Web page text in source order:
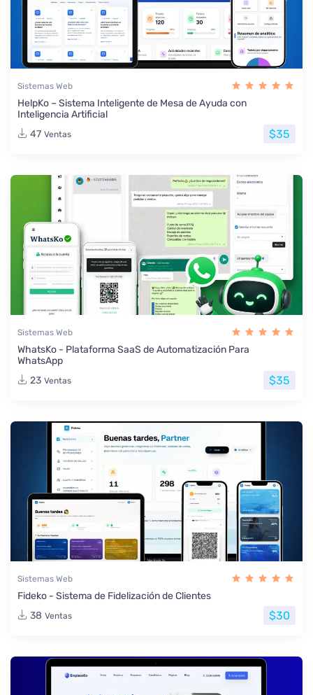
Sistemas Web
HelpKo – Sistema Inteligente de Mesa de Ayuda con
Inteligencia Artificial
47 Ventas $35
Sistemas Web
WhatsKo - Plataforma SaaS de Automatización Para
WhatsApp
23 Ventas $35
Sistemas Web
Fideko - Sistema de Fidelización de Clientes
38 Ventas $30